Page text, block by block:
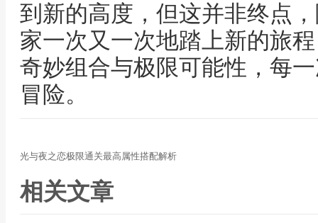
到新的高度，但这并非终点
家一次又一次地踏上新的旅
奇妙组合与极限可能性，每
冒险。
光与夜之恋极限通关最高属性搭配解析
相关文章